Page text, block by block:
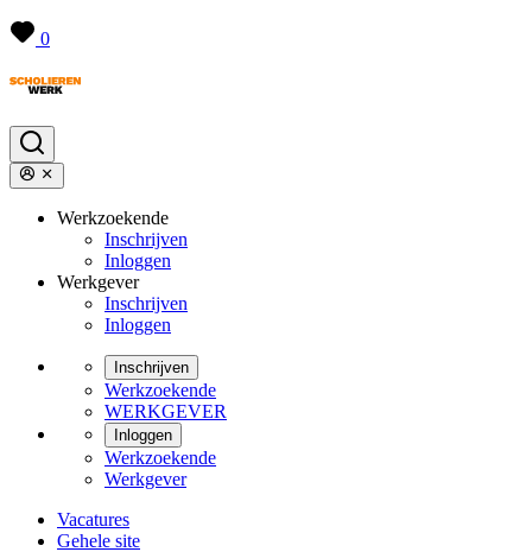
0
Werkzoekende
Inschrijven
Inloggen
Werkgever
Inschrijven
Inloggen
Inschrijven
Werkzoekende
WERKGEVER
Inloggen
Werkzoekende
Werkgever
Vacatures
Gehele site